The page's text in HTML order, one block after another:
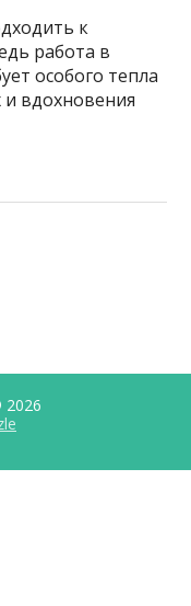
к
работа в
особого тепла
и вдохновения